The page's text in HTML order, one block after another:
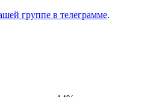
группе в телеграмме.